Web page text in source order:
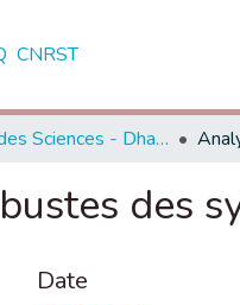
CNRST
Faculté des Sciences - Dhar El Mahraz - Fès
des
Date